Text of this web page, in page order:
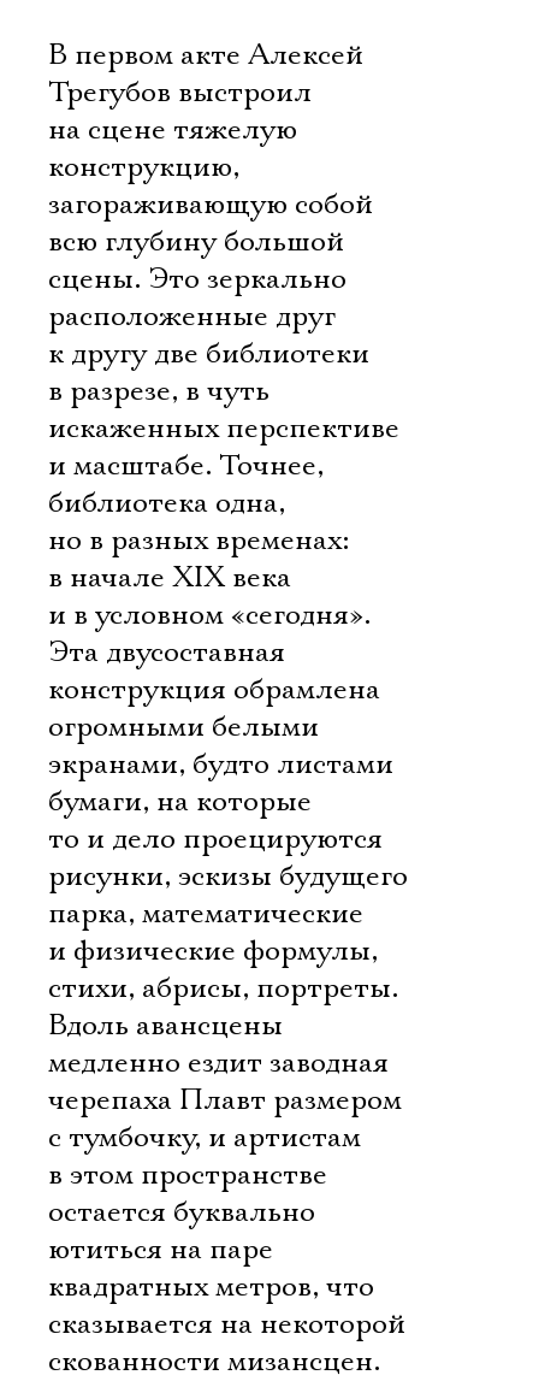
В первом акте Алексей
Трегубов выстроил
на сцене тяжелую
конструкцию,
загораживающую собой
всю глубину большой
сцены. Это зеркально
расположенные друг
к другу две библиотеки
в разрезе, в чуть
искаженных перспективе
и масштабе. Точнее,
библиотека одна,
но в разных временах:
в начале XIX века
и в условном «сегодня».
Эта двусоставная
конструкция обрамлена
огромными белыми
экранами, будто листами
бумаги, на которые
то и дело проецируются
рисунки, эскизы будущего
парка, математические
и физические формулы,
стихи, абрисы, портреты.
Вдоль авансцены
медленно ездит заводная
черепаха Плавт размером
с тумбочку, и артистам
в этом пространстве
остается буквально
ютиться на паре
квадратных метров, что
сказывается на некоторой
скованности мизансцен.